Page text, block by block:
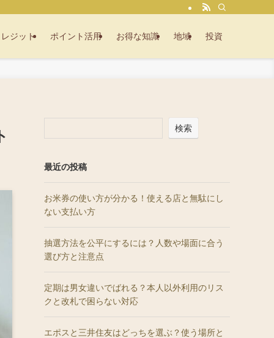
ジット ポイント活用 お得な知識 地域 投資
検索
最近の投稿
お米券の使い方が分かる！使える店と無駄にし
ない支払い方
抽選方法を公平にするには？人数や場面に合う
選び方と注意点
定期は男女違いでばれる？本人以外利用のリス
クと改札で困らない対応
エポスと三井住友はどっちを選ぶ？使う場所と